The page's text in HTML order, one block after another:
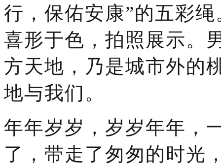
行，保佑安康”的五彩
喜形于色，拍照展示。
方天地，乃是城市外的
地与我们。
年年岁岁，岁岁年年，
了，带走了匆匆的时光